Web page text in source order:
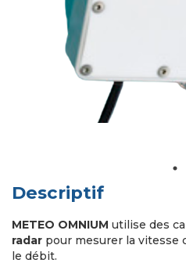
Descriptif
METEO OMNIUM utilise des
radar pour mesurer la vitesse
le débit.